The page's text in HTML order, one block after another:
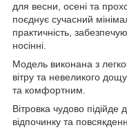
для весни, осені та
поєднує сучасний
практичність,
носінні.
Модель виконана з
вітру та невеликого
та комфортним.
Вітровка чудово підійде
відпочинку та